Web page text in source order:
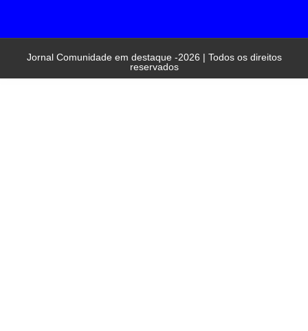
Jornal Comunidade em destaque -2026 | Todos os direitos
reservados